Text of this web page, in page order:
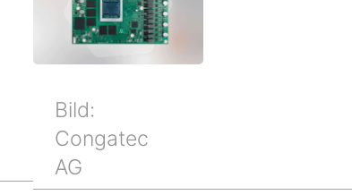
Bild:
Congatec
AG